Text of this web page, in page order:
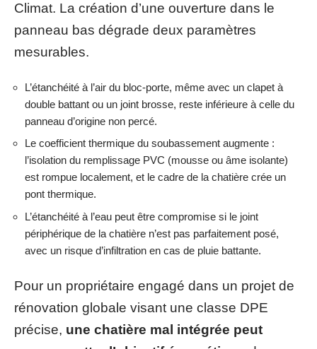
Climat. La création d’une ouverture dans le
panneau bas dégrade deux paramètres
mesurables.
L’étanchéité à l’air du bloc-porte, même avec un clapet à
double battant ou un joint brosse, reste inférieure à celle du
panneau d’origine non percé.
Le coefficient thermique du soubassement augmente :
l’isolation du remplissage PVC (mousse ou âme isolante)
est rompue localement, et le cadre de la chatière crée un
pont thermique.
L’étanchéité à l’eau peut être compromise si le joint
périphérique de la chatière n’est pas parfaitement posé,
avec un risque d’infiltration en cas de pluie battante.
Pour un propriétaire engagé dans un projet de
rénovation globale visant une classe DPE
précise, une chatière mal intégrée peut